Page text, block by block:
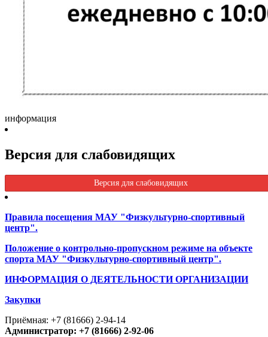
информация
Версия для слабовидящих
Версия для слабовидящих
Правила посещения МАУ "Физкультурно-спортивный
центр".
Положение о контрольно-пропускном режиме на объекте
спорта МАУ "Физкультурно-спортивный центр".
ИНФОРМАЦИЯ О ДЕЯТЕЛЬНОСТИ ОРГАНИЗАЦИИ
Закупки
Приёмная: +7 (81666) 2-94-14
Администратор: +7 (81666) 2-92-06